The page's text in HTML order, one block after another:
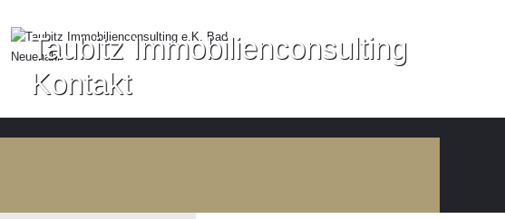
Taubitz Immobilienconsulting
Kontakt